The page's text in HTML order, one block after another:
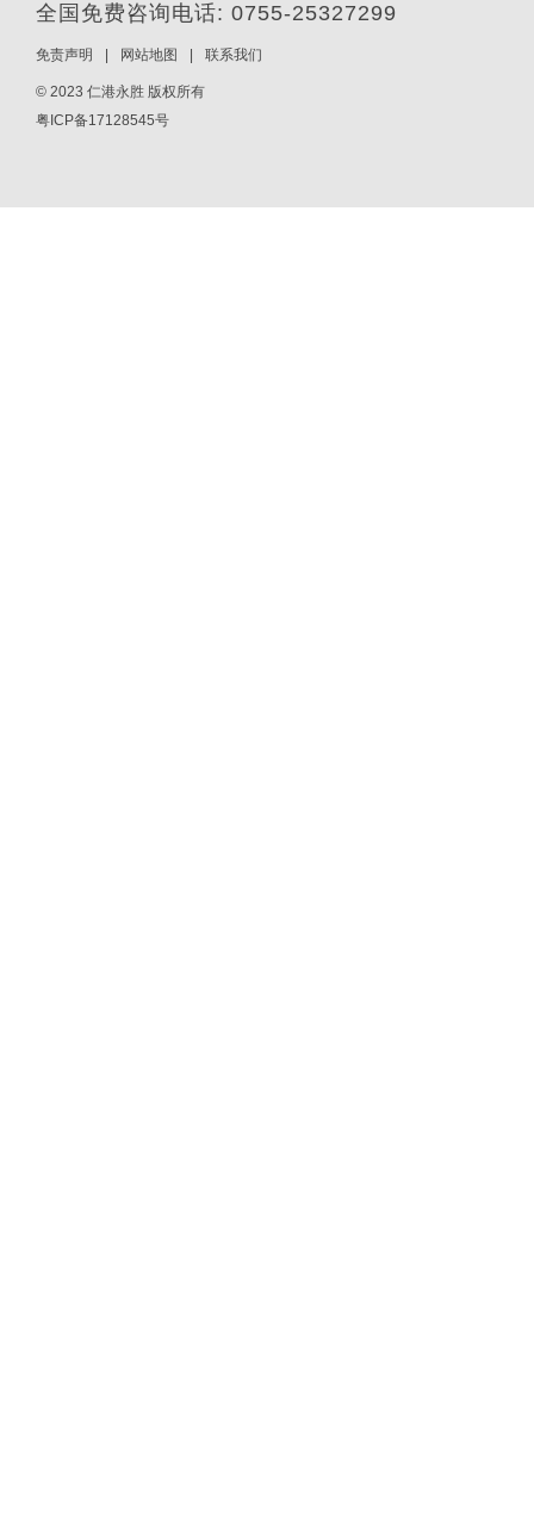
全国免费咨询电话: 0755-25327299
免责声明 网站地图 联系我们
© 2023 仁港永胜 版权所有
粤ICP备17128545号